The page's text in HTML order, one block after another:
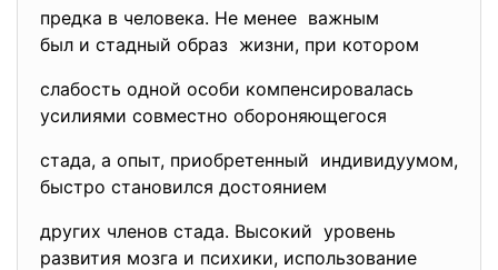
предка в человека. Не менее важным
был и стадный образ жизни, при котором
слабость одной особи компенсировалась
усилиями совместно обороняющегося
стада, а опыт, приобретенный индивидуумом,
быстро становился достоянием
других членов стада. Высокий уровень
развития мозга и психики, использование